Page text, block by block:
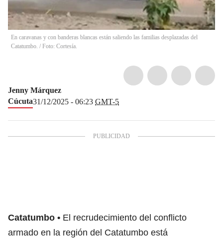
En caravanas y con banderas blancas están saliendo las familias desplazadas del
Catatumbo. / Foto: Cortesía.
Jenny Márquez
Cúcuta31/12/2025 - 06:23 GMT-5
Catatumbo
El recrudecimiento del conflicto
armado en la región del Catatumbo está